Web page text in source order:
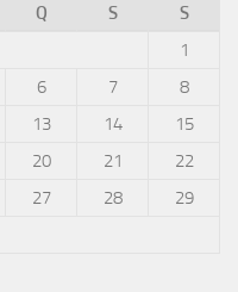
Q S
S
1
6 7
8
13 14
15
20 21
22
27 28
29